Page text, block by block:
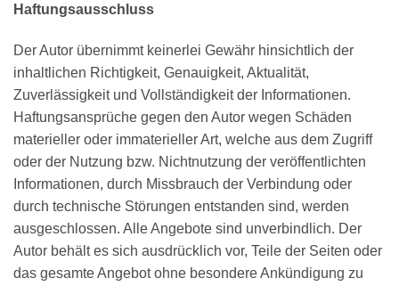
Haftungsausschluss
Der Autor übernimmt keinerlei Gewähr hinsichtlich der
inhaltlichen Richtigkeit, Genauigkeit, Aktualität,
Zuverlässigkeit und Vollständigkeit der Informationen.
Haftungsansprüche gegen den Autor wegen Schäden
materieller oder immaterieller Art, welche aus dem Zugriff
oder der Nutzung bzw. Nichtnutzung der veröffentlichten
Informationen, durch Missbrauch der Verbindung oder
durch technische Störungen entstanden sind, werden
ausgeschlossen. Alle Angebote sind unverbindlich. Der
Autor behält es sich ausdrücklich vor, Teile der Seiten oder
das gesamte Angebot ohne besondere Ankündigung zu